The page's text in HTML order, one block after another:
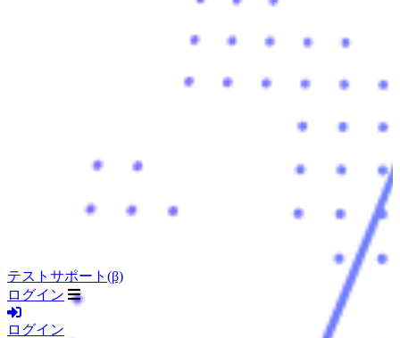
テストサポート(β)
ログイン
ログイン